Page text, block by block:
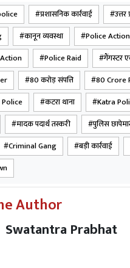
प्रशासनिक कार्रवाई
कानून व्यवस्था Police Action
Police Raid गैंगस्टर
80 करोड़ संपत्ति 80 Crore
कटरा थाना Katra
मादक पदार्थ तस्करी पुलिस
Criminal Gang बड़ी कार्रवाई
Author
Swatantra Prabhat